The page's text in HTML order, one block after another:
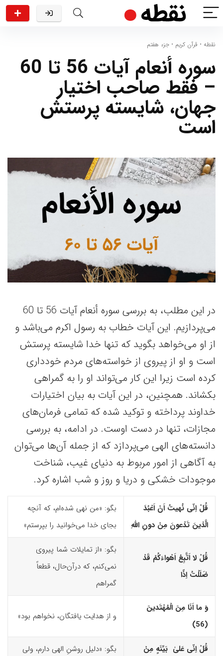
نقطه • قرآن کریم • جزء هفتم
سوره أنعام آیات 56 تا 60
– فقط صاحب اختیار
جهان، شایسته پرستش
است
در این مطلب، به بررسی سوره أنعام آیات 56 تا 60
می‌پردازیم. این آیات خطاب به رسول اکرم می‌باشد و
از او می‌خواهد بگوید که تنها خدا شایسته پرستش
است و او از پیروی از خواسته‌های مردم خودداری
کرده است زیرا این کار می‌تواند او را به گمراهی
بکشاند. همچنین، در این آیات به بیان اختیارات
خداوند پرداخته و توکید شده که تمامی فرمان‌های
مجازات، تنها در دست اوست. در ادامه، به بررسی
دانسته‌های الهی می‌پردازد که از جمله آن‌ها می‌توان
به آگاهی از امور مربوط به دنیای غیب، شناخت
موجودات خشکی و دریا و روز و شب اشاره کرد.
قُلْ اِنّى نُهیتُ اَنْ اَعْبُدَ
الَّذینَ تَدْعونَ مِنْ دونِ اللّهِ
بگو: «من نهی شده‌ام، که آنچه
بجای خدا می‌خوانید را بپرستم»
قُلْ لا اَتَّبِعُ اَهْواءَکُمْ قَدْ
ضَلَلْتُ اِذًا
بگو: «از تمایلات شما پیروی
نمی‌کنم، که درآن‌حال، قطعاً
گمراهم
وَ ما اَنَا مِنَ الْمُهْتَدینَ
(56)‏
و از هدایت یافتگان، نخواهم بود»
قُلْ اِنّى عَلیٰ بَیِّنَهٍ مِنْ
بگو: «دلیل روشنِ الهی دارم، ولی